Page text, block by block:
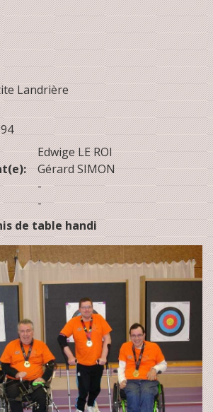
Landrière
Edwige LE ROI
Gérard SIMON
-
-
de table handi